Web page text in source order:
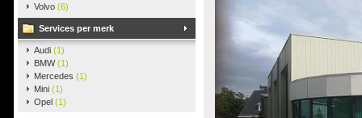
Volvo (6)
Services per merk
Audi (1)
BMW(1)
Mercedes (1)
Mini (1)
Opel (1)